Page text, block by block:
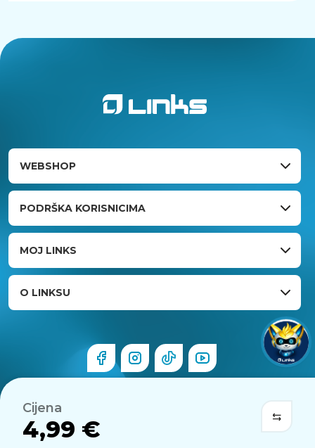
Cijena
4,99 €
WEBSHOP
PODRŠKA KORISNICIMA
MOJ LINKS
O LINKSU